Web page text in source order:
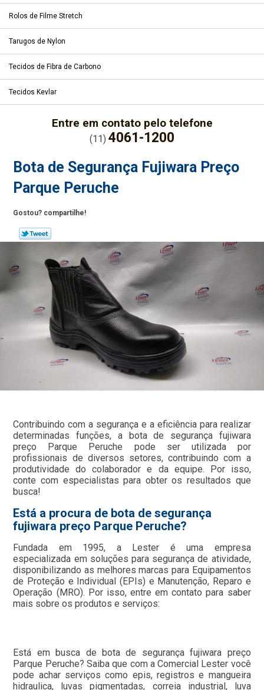
Rolos de Filme Stretch
Tarugos de Nylon
Tecidos de Fibra de Carbono
Tecidos Kevlar
Entre em contato pelo telefone
(11) 4061-1200
Bota de Segurança Fujiwara Preço
Parque Peruche
Gostou? compartilhe!
Contribuindo com a segurança e a eficiência para realizar
determinadas funções, a bota de segurança fujiwara
preço Parque Peruche pode ser utilizada por
profissionais de diversos setores, contribuindo com a
produtividade do colaborador e da equipe. Por isso,
conte com especialistas para obter os resultados que
busca!
Está a procura de bota de segurança
fujiwara preço Parque Peruche?
Fundada em 1995, a Lester é uma empresa
especializada em soluções para segurança de atividade,
disponibilizando as melhores marcas para Equipamentos
de Proteção e Individual (EPIs) e Manutenção, Reparo e
Operação (MRO). Por isso, entre em contato para saber
mais sobre os produtos e serviços:
Está em busca de bota de segurança fujiwara preço
Parque Peruche? Saiba que com a Comercial Lester você
pode achar serviços como epis, registros e mangueira
hidraulica, luvas pigmentadas, correia industrial, luva